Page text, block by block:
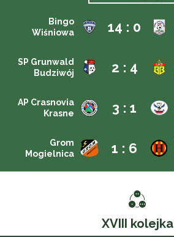
Bingo
Wiśniowa
14 : 0
SP Grunwald
Budziwój
2 : 4
AP Crasnovia
Krasne
3 : 1
Grom
Mogielnica
1 : 6
XVIII kolejka